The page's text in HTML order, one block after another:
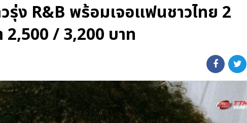
รุ่ง R&B พร้อมเจอแฟนชาวไทย 2
2,500 / 3,200 บาท